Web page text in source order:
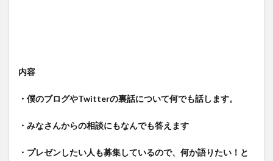
内容
・僕のブログやTwitterの裏話について何でも話します。
・みなさんからの相談にもなんでも答えます
・プレゼンしたい人も募集しているので、何か語りたい！と